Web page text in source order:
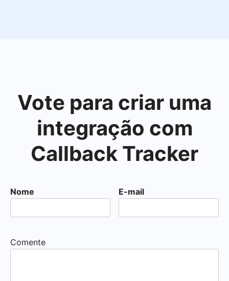
Vote para criar uma
integração com
Callback Tracker
Nome E-mail
Comente